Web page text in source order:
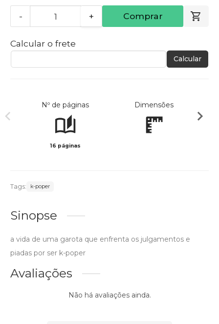
- + Comprar
Calcular o frete
Calcular
Nº de páginas
16 páginas
Dimensões
Tags: k-poper
Sinopse
a vida de uma garota que enfrenta os julgamentos e
piadas por ser k-poper
Avaliações
Não há avaliações ainda.